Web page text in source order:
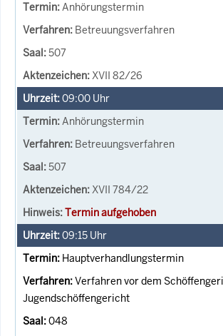
Anhörungstermin
Betreuungsverfahren
507
XVII 82/26
09:00 Uhr
Anhörungstermin
Betreuungsverfahren
507
XVII 784/22
Termin aufgehoben
09:15 Uhr
Hauptverhandlungstermin
Verfahren vor dem
Jugendschöffengericht
048